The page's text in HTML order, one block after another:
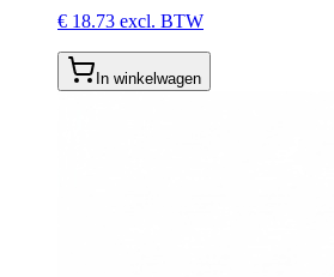
€ 18.73 excl. BTW
In winkelwagen